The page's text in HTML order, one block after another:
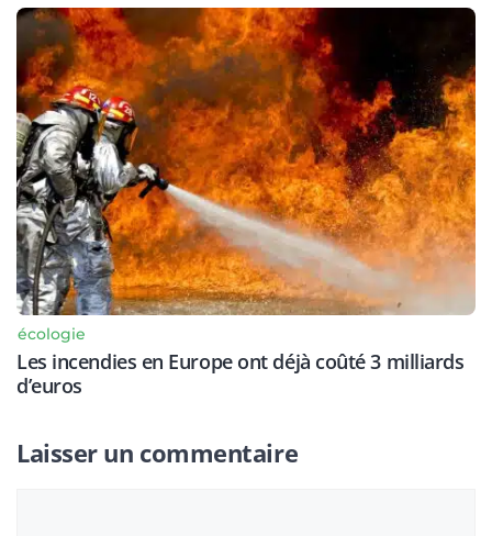
écologie
Les incendies en Europe ont déjà coûté 3 milliards
d’euros
Laisser un commentaire